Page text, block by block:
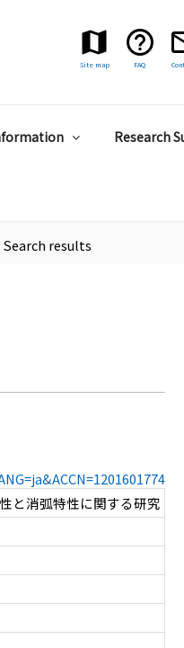
Site map FAQ
Research
results
と消弧特性に関する研究